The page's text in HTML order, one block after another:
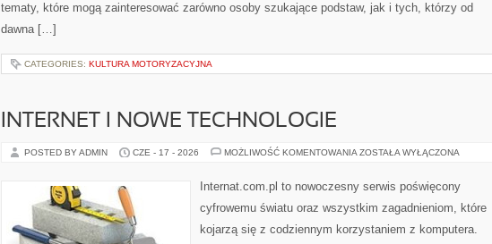
tematy, które mogą zainteresować zarówno osoby szukające podstaw, jak i tych, którzy od
dawna […]
CATEGORIES: KULTURA MOTORYZACYJNA
INTERNET I NOWE TECHNOLOGIE
POSTED BY ADMIN CZE - 17 - 2026 MOŻLIWOŚĆ KOMENTOWANIA INTERNET
TECHNOLOGIE
ZOSTAŁA WYŁĄCZONA
Internat.com.pl to nowoczesny serwis poświęcony
cyfrowemu światu oraz wszystkim zagadnieniom, które
kojarzą się z codziennym korzystaniem z komputera.